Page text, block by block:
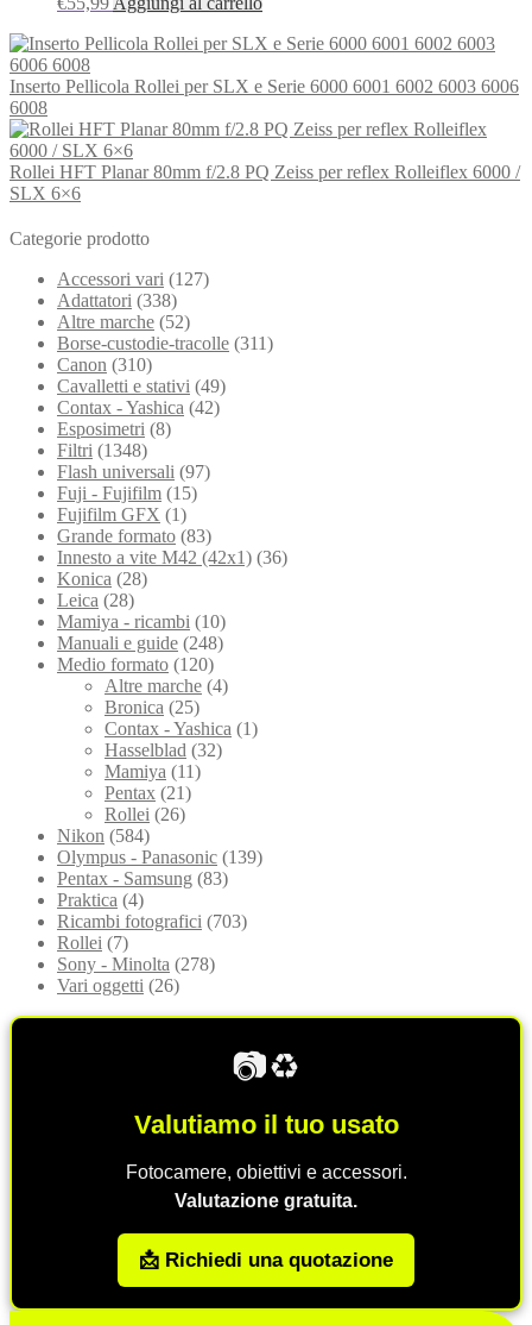
Inserto Pellicola Rollei per SLX e Serie 6000 6001 6002 6003 6006
6008
Rollei HFT Planar 80mm f/2.8 PQ Zeiss per reflex Rolleiflex 6000 /
SLX 6×6
Categorie prodotto
Accessori vari (127)
Adattatori (338)
Altre marche (52)
Borse-custodie-tracolle (311)
Canon (310)
Cavalletti e stativi (49)
Contax - Yashica (42)
Esposimetri (8)
Filtri (1348)
Flash universali (97)
Fuji - Fujifilm (15)
Fujifilm GFX (1)
Grande formato (83)
Innesto a vite M42 (42x1) (36)
Konica (28)
Leica (28)
Mamiya - ricambi (10)
Manuali e guide (248)
Medio formato (120)
Altre marche (4)
Bronica (25)
Contax - Yashica (1)
Hasselblad (32)
Mamiya (11)
Pentax (21)
Rollei (26)
Nikon (584)
Olympus - Panasonic (139)
Pentax - Samsung (83)
Praktica (4)
Ricambi fotografici (703)
Rollei (7)
Sony - Minolta (278)
Vari oggetti (26)
📷♻️
Valutiamo il tuo usato
Fotocamere, obiettivi e accessori.
Valutazione gratuita.
📩 Richiedi una quotazione